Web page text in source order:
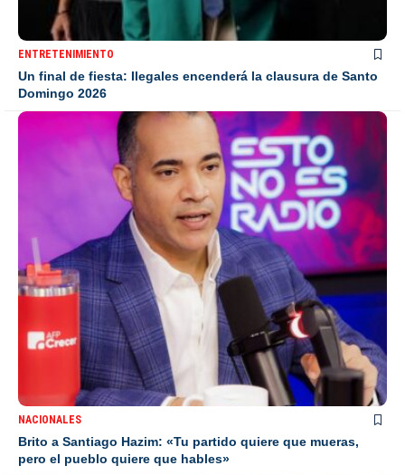
ENTRETENIMIENTO
Un final de fiesta: Ilegales encenderá la clausura de Santo
Domingo 2026
NACIONALES
Brito a Santiago Hazim: «Tu partido quiere que mueras,
pero el pueblo quiere que hables»